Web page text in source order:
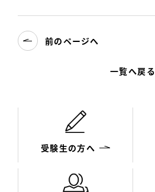
一覧へ戻る
前のページへ
受験生の方へ